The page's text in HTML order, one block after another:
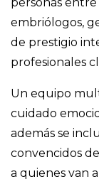
embriólogos,
de prestigio
profesionales
Un equipo
cuidado
además se
convencidos
a quienes van